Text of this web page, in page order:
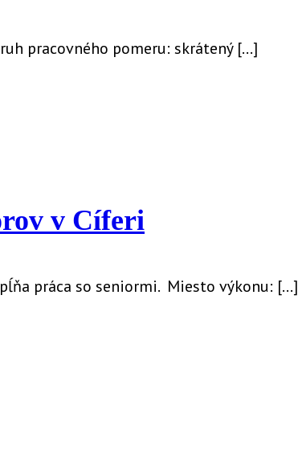
pracovného pomeru: skrátený […]
v Cíferi
práca so seniormi. Miesto výkonu: […]